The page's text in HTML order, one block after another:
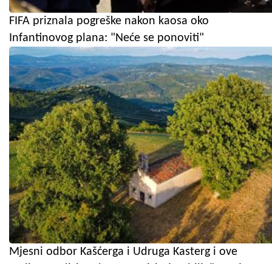
FIFA priznala pogreške nakon kaosa oko
Infantinovog plana: "Neće se ponoviti"
Mjesni odbor Kašćerga i Udruga Kasterg i ove